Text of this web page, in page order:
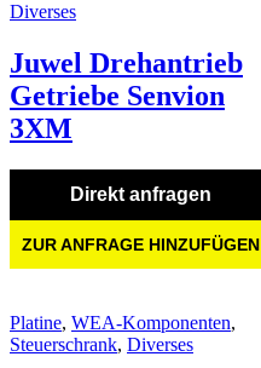
Diverses
Juwel Drehantrieb
Getriebe Senvion
3XM
Direkt anfragen
ZUR ANFRAGE HINZUFÜGEN
Platine, WEA-Komponenten,
Steuerschrank, Diverses